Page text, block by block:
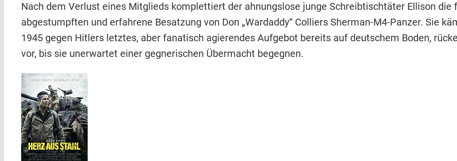
Nach dem Verlust eines Mitglieds komplettiert der ahnungslose junge Schreibtischtäter Ellison die
abgestumpften und erfahrene Besatzung von Don „Wardaddy“ Colliers Sherman-M4-Panzer. Sie
1945 gegen Hitlers letztes, aber fanatisch agierendes Aufgebot bereits auf deutschem Boden,
vor, bis sie unerwartet einer gegnerischen Übermacht begegnen.